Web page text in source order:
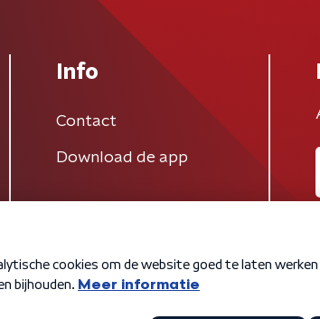
Info
Contact
Download de app